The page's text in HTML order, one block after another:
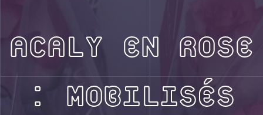
ACALY EN ROSE
: MOBILISÉS